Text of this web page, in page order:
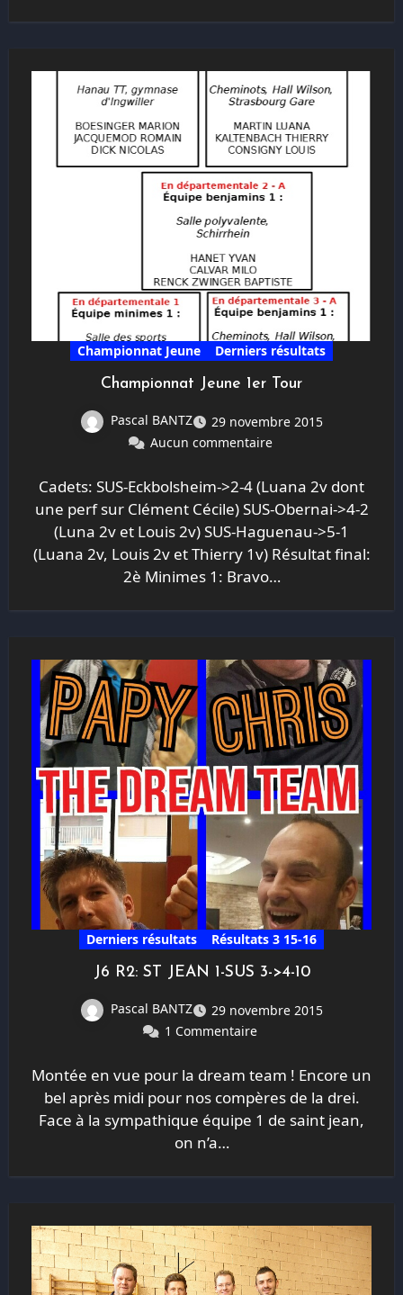
Championnat Jeune Derniers résultats
Championnat Jeune 1er Tour
Pascal BANTZ
29 novembre 2015
Aucun commentaire
Cadets: SUS-Eckbolsheim->2-4 (Luana 2v dont
une perf sur Clément Cécile) SUS-Obernai->4-2
(Luna 2v et Louis 2v) SUS-Haguenau->5-1
(Luana 2v, Louis 2v et Thierry 1v) Résultat final:
2è Minimes 1: Bravo…
Derniers résultats Résultats 3 15-16
J6 R2: ST JEAN 1-SUS 3->4-10
Pascal BANTZ
29 novembre 2015
1 Commentaire
Montée en vue pour la dream team ! Encore un
bel après midi pour nos compères de la drei.
Face à la sympathique équipe 1 de saint jean,
on n’a…